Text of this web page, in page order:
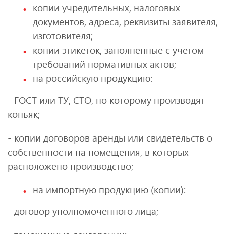
копии учредительных, налоговых
документов, адреса, реквизиты заявителя,
изготовителя;
копии этикеток, заполненные с учетом
требований нормативных актов;
на российскую продукцию:
- ГОСТ или ТУ, СТО, по которому производят
коньяк;
- копии договоров аренды или свидетельств о
собственности на помещения, в которых
расположено производство;
на импортную продукцию (копии):
- договор уполномоченного лица;